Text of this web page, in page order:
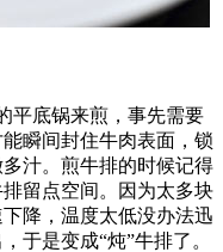
平底锅来煎，事先需要
瞬间封住牛肉表面，锁
汁。煎牛排的时候记得
留点空间。因为太多块
降，温度太低没办法迅
于是变成“炖”牛排了。